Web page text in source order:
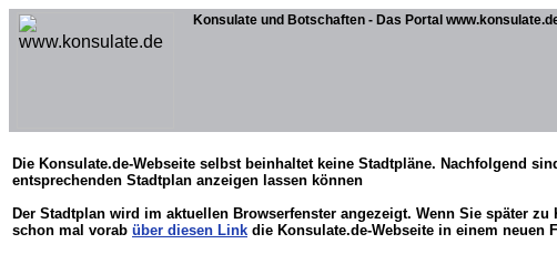
Konsulate und Botschaften - Das Portal
Die Konsulate.de-Webseite selbst beinhaltet keine Stadtpläne. Nachfolgend
entsprechenden Stadtplan anzeigen lassen können
Der Stadtplan wird im aktuellen Browserfenster angezeigt. Wenn Sie später
schon mal vorab über diesen Link die Konsulate.de-Webseite in einem neuen